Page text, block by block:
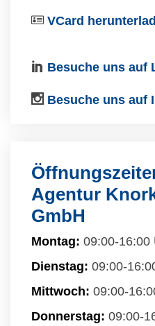
VCard
Besuche uns auf
Besuche uns auf
Agentur
GmbH
Montag: 09:00-16:00
Dienstag: 09:00-
Mittwoch: 09:00-
Donnerstag: 09:00-